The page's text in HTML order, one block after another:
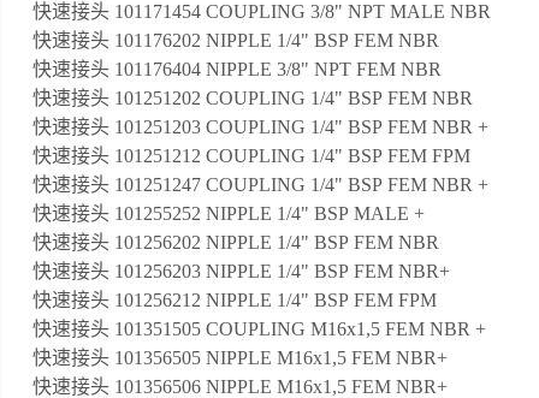
快速接头 101171454 COUPLING 3/8" NPT MALE NBR
快速接头 101176202 NIPPLE 1/4" BSP FEM NBR
快速接头 101176404 NIPPLE 3/8" NPT FEM NBR
快速接头 101251202 COUPLING 1/4" BSP FEM NBR
快速接头 101251203 COUPLING 1/4" BSP FEM NBR +
快速接头 101251212 COUPLING 1/4" BSP FEM FPM
快速接头 101251247 COUPLING 1/4" BSP FEM NBR +
快速接头 101255252 NIPPLE 1/4" BSP MALE +
快速接头 101256202 NIPPLE 1/4" BSP FEM NBR
快速接头 101256203 NIPPLE 1/4" BSP FEM NBR+
快速接头 101256212 NIPPLE 1/4" BSP FEM FPM
快速接头 101351505 COUPLING M16x1,5 FEM NBR +
快速接头 101356505 NIPPLE M16x1,5 FEM NBR+
快速接头 101356506 NIPPLE M16x1,5 FEM NBR+